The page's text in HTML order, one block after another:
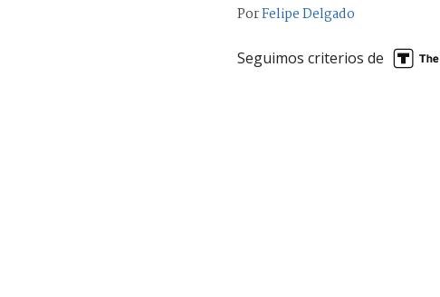
PorFelipe Delgado
Seguimos criterios de